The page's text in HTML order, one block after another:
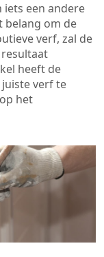
iets een andere
belang om de
verf, zal de
heeft de
verf te
het